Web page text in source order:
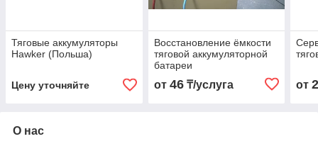
Тяговые аккумуляторы
Hawker (Польша)
Цену уточняйте
Восстановление ёмкости
тяговой аккумуляторной
батареи
от 46₸/услуга от
О нас